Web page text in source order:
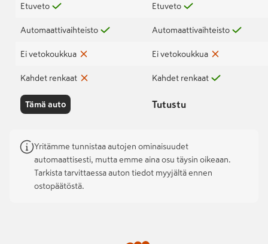
Etuveto
Automaattivaihteisto
Ei vetokoukkua
Kahdet renkaat
Tämä auto
Etuveto
Automaattivaihteisto
Ei vetokoukkua
Kahdet renkaat
Tutustu
Yritämme tunnistaa autojen ominaisuudet
automaattisesti, mutta emme aina osu täysin oikeaan.
Tarkista tarvittaessa auton tiedot myyjältä ennen
ostopäätöstä.